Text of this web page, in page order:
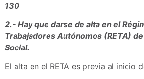
130
2.- Hay que darse de alta en el
Trabajadores Autónomos (RETA)
Social.
El alta en el RETA es previa al inicio